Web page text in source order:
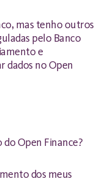
mas tenho outros
pelo Banco
e
dados no Open
do Open Finance?
dos meus